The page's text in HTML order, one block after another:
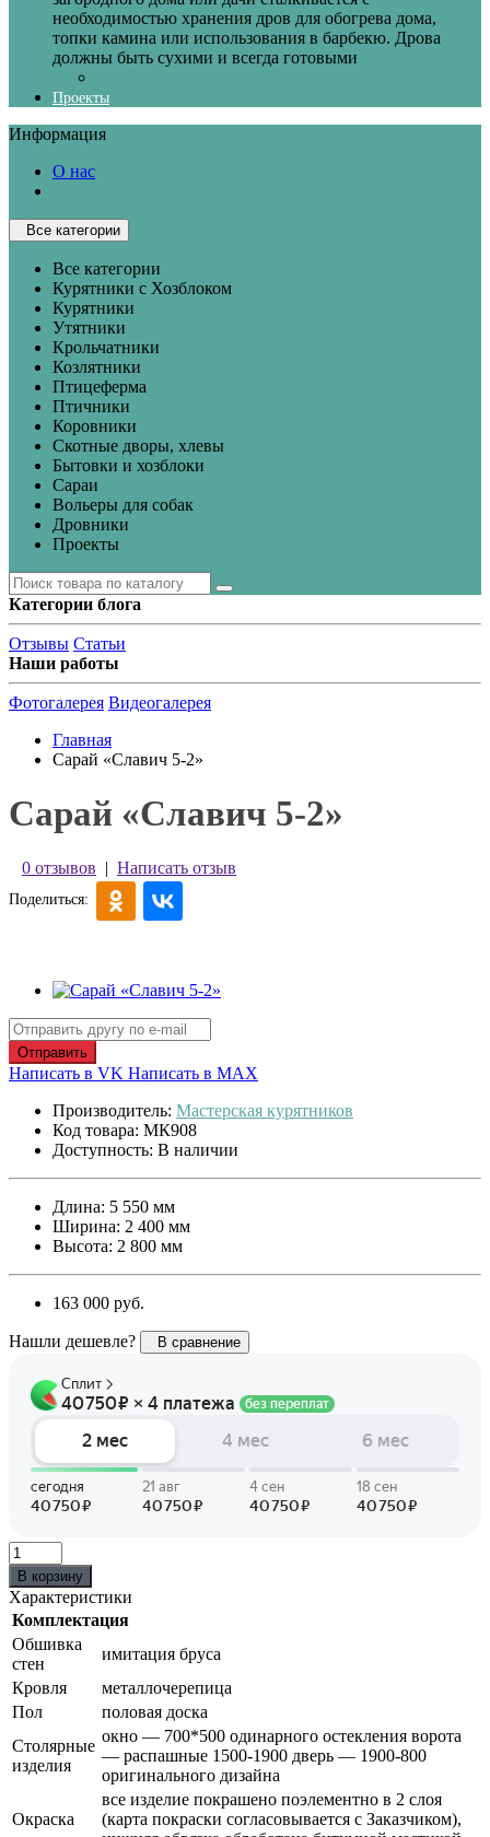
необходимостью хранения дров для обогрева дома,
топки камина или использования в барбекю. Дрова
должны быть сухими и всегда готовыми
Проекты
Информация
О нас
Все категории
Все категории
Курятники с Хозблоком
Курятники
Утятники
Крольчатники
Козлятники
Птицеферма
Птичники
Коровники
Скотные дворы, хлевы
Бытовки и хозблоки
Сараи
Вольеры для собак
Дровники
Проекты
Категории блога
Отзывы Статьи
Наши работы
Фотогалерея Видеогалерея
Главная
Сарай «Славич 5-2»
Сарай «Славич 5-2»
0 отзывов | Написать отзыв
Поделиться:
Отправить
Написать в VK Написать в MAX
Производитель: Мастерская курятников
Код товара: МК908
Доступность: В наличии
Длина: 5 550 мм
Ширина: 2 400 мм
Высота: 2 800 мм
163 000 руб.
Нашли дешевле? В сравнение
В корзину
Характеристики
Комплектация
Обшивка
стен
имитация бруса
Кровля
металлочерепица
Пол
половая доска
Столярные
изделия
окно — 700*500 одинарного остекления ворота
— распашные 1500-1900 дверь — 1900-800
оригинального дизайна
Окраска
все изделие покрашено поэлементно в 2 слоя
(карта покраски согласовывается с Заказчиком),